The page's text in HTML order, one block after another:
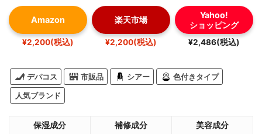
Amazon
¥2,200(税込)
楽天市場
¥2,200(税込)
Yahoo!
ショッピング
¥2,486(税込)
デパコス 市販品 シアー 色付きタイプ
人気ブランド
保湿成分 補修成分 美容成分